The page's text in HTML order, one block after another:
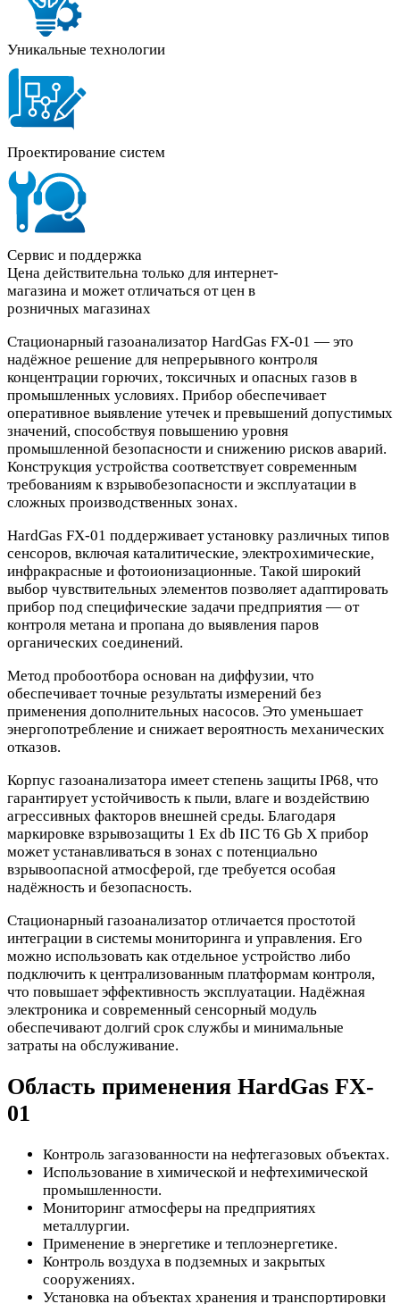
Уникальные технологии
Проектирование систем
Сервис и поддержка
Цена действительна только для интернет-
магазина и может отличаться от цен в
розничных магазинах
Стационарный газоанализатор HardGas FX-01 — это
надёжное решение для непрерывного контроля
концентрации горючих, токсичных и опасных газов в
промышленных условиях. Прибор обеспечивает
оперативное выявление утечек и превышений допустимых
значений, способствуя повышению уровня
промышленной безопасности и снижению рисков аварий.
Конструкция устройства соответствует современным
требованиям к взрывобезопасности и эксплуатации в
сложных производственных зонах.
HardGas FX-01 поддерживает установку различных типов
сенсоров, включая каталитические, электрохимические,
инфракрасные и фотоионизационные. Такой широкий
выбор чувствительных элементов позволяет адаптировать
прибор под специфические задачи предприятия — от
контроля метана и пропана до выявления паров
органических соединений.
Метод пробоотбора основан на диффузии, что
обеспечивает точные результаты измерений без
применения дополнительных насосов. Это уменьшает
энергопотребление и снижает вероятность механических
отказов.
Корпус газоанализатора имеет степень защиты IP68, что
гарантирует устойчивость к пыли, влаге и воздействию
агрессивных факторов внешней среды. Благодаря
маркировке взрывозащиты 1 Ex db IIC T6 Gb X прибор
может устанавливаться в зонах с потенциально
взрывоопасной атмосферой, где требуется особая
надёжность и безопасность.
Стационарный газоанализатор отличается простотой
интеграции в системы мониторинга и управления. Его
можно использовать как отдельное устройство либо
подключить к централизованным платформам контроля,
что повышает эффективность эксплуатации. Надёжная
электроника и современный сенсорный модуль
обеспечивают долгий срок службы и минимальные
затраты на обслуживание.
Область применения HardGas FX-
01
Контроль загазованности на нефтегазовых объектах.
Использование в химической и нефтехимической
промышленности.
Мониторинг атмосферы на предприятиях
металлургии.
Применение в энергетике и теплоэнергетике.
Контроль воздуха в подземных и закрытых
сооружениях.
Установка на объектах хранения и транспортировки